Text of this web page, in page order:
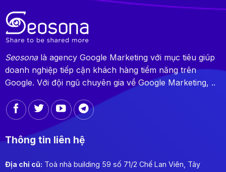
Seosonalà agency Google Marketing với mục tiêu giúp
doanh nghiệp tiếp cận khách hàng tiềm năng trên
Google. Với đội ngũ chuyên gia về Google Marketing, ..
Thông tin liên hệ
Địa chỉ cũ: Toà nhà building 59 số 71/2 Chế Lan Viên, Tây